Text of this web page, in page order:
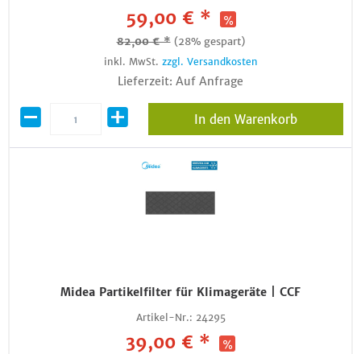
59,00 € *
82,00 € * (28% gespart)
inkl. MwSt. zzgl. Versandkosten
Lieferzeit: Auf Anfrage
In den Warenkorb
Midea Partikelfilter für Klimageräte | CCF
Artikel-Nr.: 24295
39,00 € *